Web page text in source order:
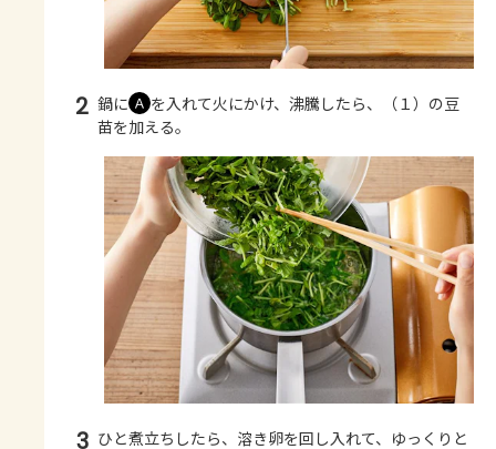
2 鍋に Ａ を入れて火にかけ、沸騰したら、（１）の豆
苗を加える。
3 ひと煮立ちしたら、溶き卵を回し入れて、ゆっくりと